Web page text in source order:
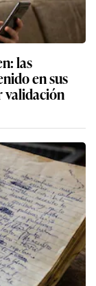
las
en sus
validación